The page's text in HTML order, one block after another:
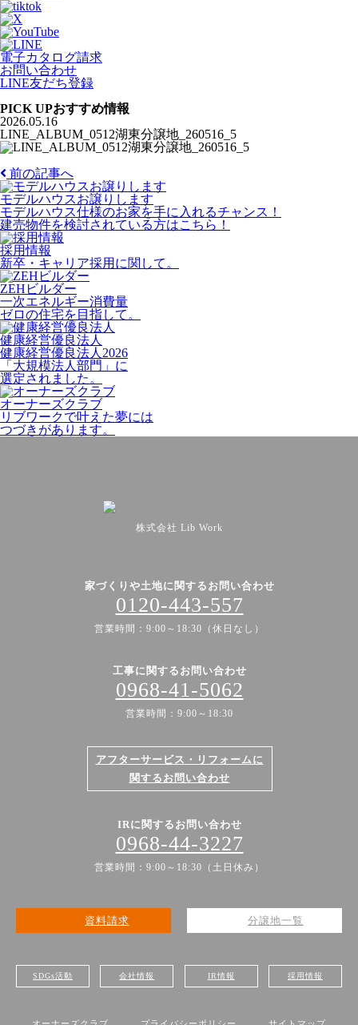
電子カタログ請求
お問い合わせ
LINE友だち登録
PICK UPおすすめ情報
2026.05.16
LINE_ALBUM_0512湖東分譲地_260516_5
前の記事へ
モデルハウスお譲りします
モデルハウス仕様のお家を手に入れるチャンス！
建売物件を検討されている方はこちら！
採用情報
新卒・キャリア採用に関して。
ZEHビルダー
一次エネルギー消費量
ゼロの住宅を目指して。
健康経営優良法人
健康経営優良法人2026
「大規模法人部門」に
選定されました。
オーナーズクラブ
リブワークで叶えた夢には
つづきがあります。
株式会社 Lib Work
家づくりや土地に関するお問い合わせ
0120-443-557
営業時間：9:00～18:30（休日なし）
工事に関するお問い合わせ
0968-41-5062
営業時間：9:00～18:30
アフターサービス・リフォームに
関するお問い合わせ
IRに関するお問い合わせ
0968-44-3227
営業時間：9:00～18:30（土日休み）
資料請求 分譲地一覧
SDGs活動 会社情報 IR情報 採用情報